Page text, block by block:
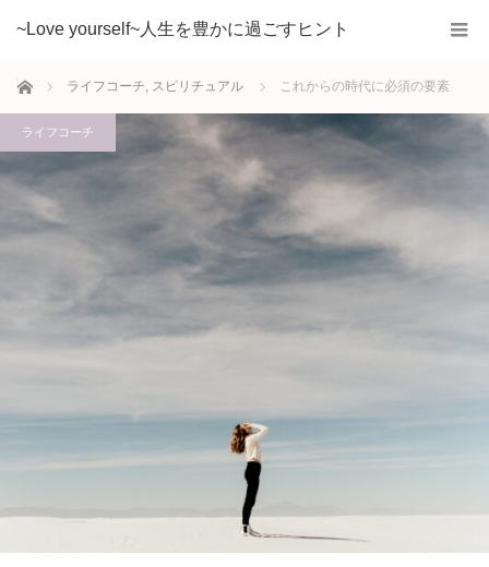
~Love yourself~人生を豊かに過ごすヒント
ホーム ライフコーチ, スピリチュアル これからの時代に必須の要素
ライフコーチ